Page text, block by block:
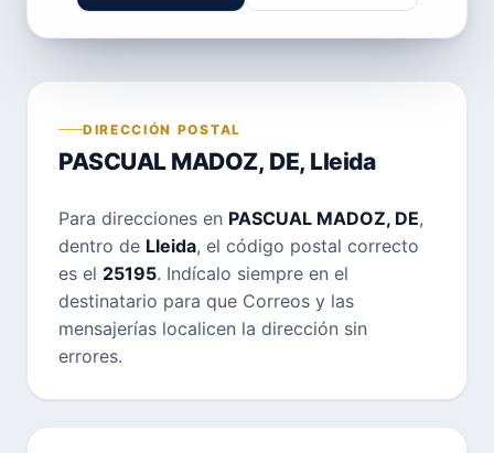
DIRECCIÓN POSTAL
PASCUAL MADOZ, DE, Lleida
Para direcciones en PASCUAL MADOZ, DE,
dentro de Lleida, el código postal correcto
es el 25195. Indícalo siempre en el
destinatario para que Correos y las
mensajerías localicen la dirección sin
errores.